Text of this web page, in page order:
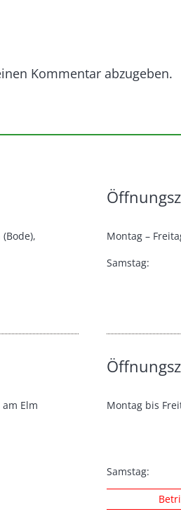
Kommentar abzugeben.
Montag –
Samstag:
Elm
Montag bis
Samstag: